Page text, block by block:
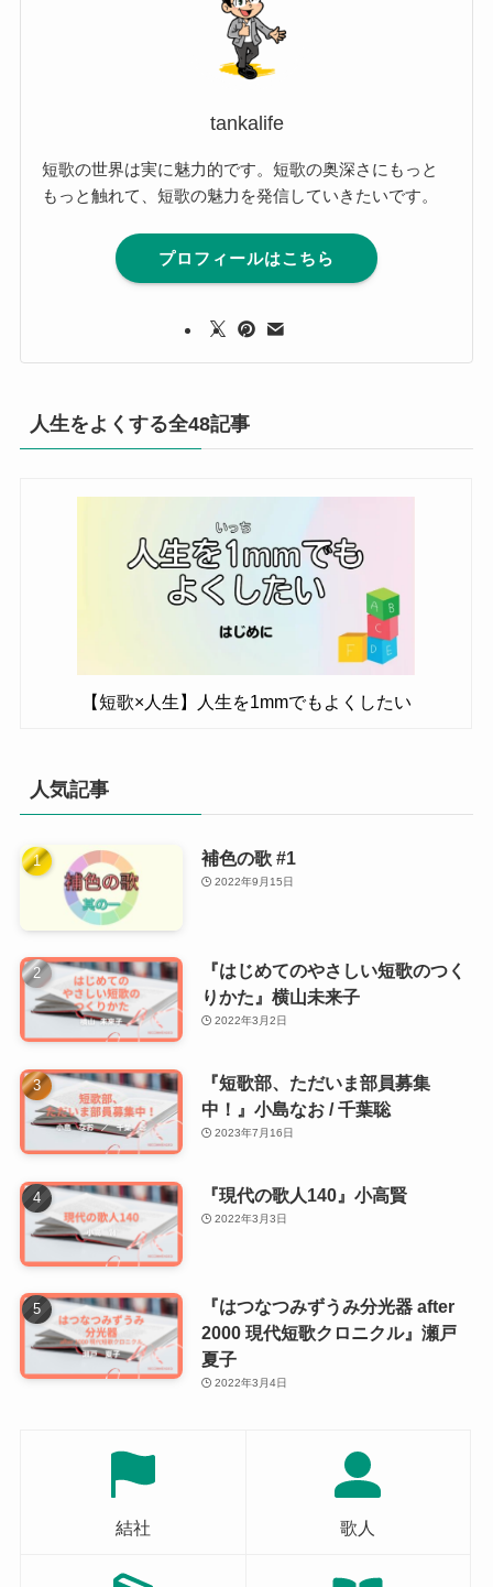
tankalife
短歌の世界は実に魅力的です。短歌の奥深さにもっと
もっと触れて、短歌の魅力を発信していきたいです。
プロフィールはこちら
人生をよくする全48記事
【短歌×人生】人生を1mmでもよくしたい
人気記事
補色の歌 #1
2022年9月15日
『はじめてのやさしい短歌のつく
りかた』横山未来子
2022年3月2日
『短歌部、ただいま部員募集
中！』小島なお / 千葉聡
2023年7月16日
『現代の歌人140』小高賢
2022年3月3日
『はつなつみずうみ分光器 after
2000 現代短歌クロニクル』瀬戸
夏子
2022年3月4日
結社 歌人